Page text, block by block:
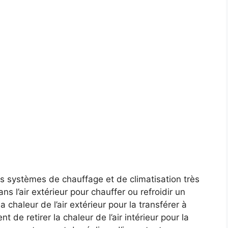
systèmes de chauffage et de climatisation très
l’air extérieur pour chauffer ou refroidir un
chaleur de l’air extérieur pour la transférer à
de retirer la chaleur de l’air intérieur pour la